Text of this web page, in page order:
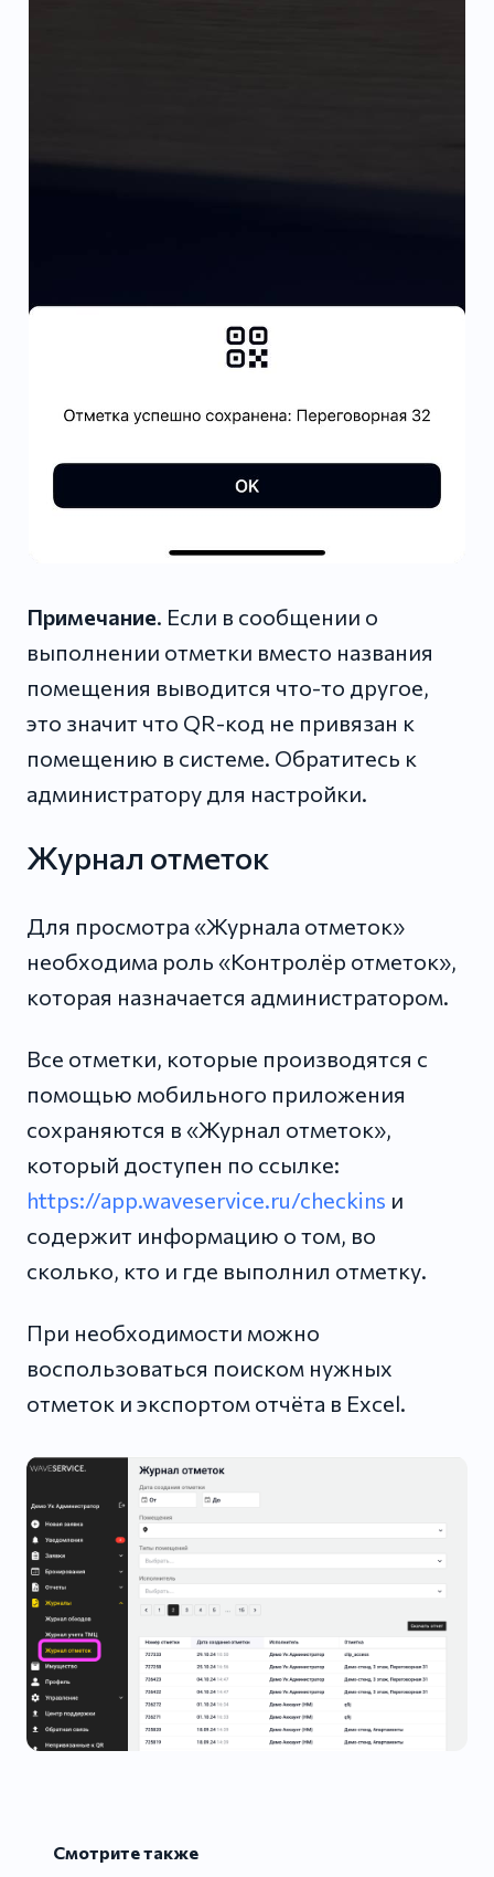
Примечание. Если в сообщении о
выполнении отметки вместо названия
помещения выводится что-то другое,
это значит что QR-код не привязан к
помещению в системе. Обратитесь к
администратору для настройки.
Журнал отметок
Для просмотра «Журнала отметок»
необходима роль «Контролёр отметок»,
которая назначается администратором.
Все отметки, которые производятся с
помощью мобильного приложения
сохраняются в «Журнал отметок»,
который доступен по ссылке:
https://app.waveservice.ru/checkins и
содержит информацию о том, во
сколько, кто и где выполнил отметку.
При необходимости можно
воспользоваться поиском нужных
отметок и экспортом отчёта в Excel.
Смотрите также